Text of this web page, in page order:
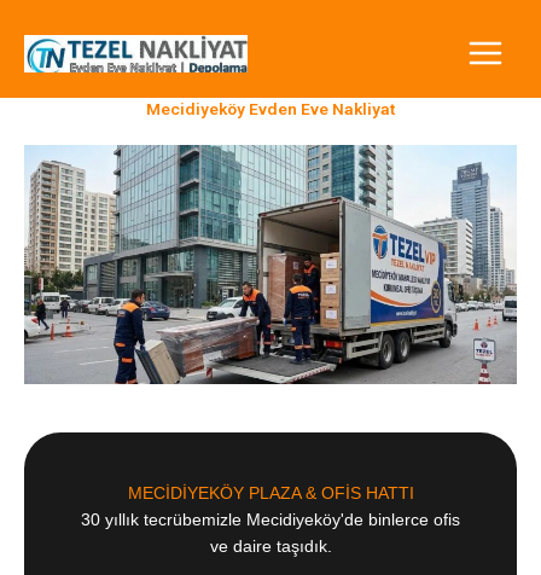
atla
Mecidiyeköy Evden Eve Nakliyat
MECİDİYEKÖY PLAZA & OFİS HATTI
30 yıllık tecrübemizle Mecidiyeköy'de binlerce ofis
ve daire taşıdık.